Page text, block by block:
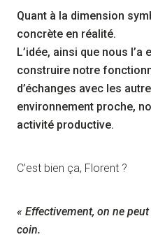
Quant à la dimension
concrète en réalité.
L’idée, ainsi que nous l’a
construire notre
d’échanges avec les
environnement proche,
activité productive.
C’est bien ça, Florent ?
« Effectivement, on ne
coin.